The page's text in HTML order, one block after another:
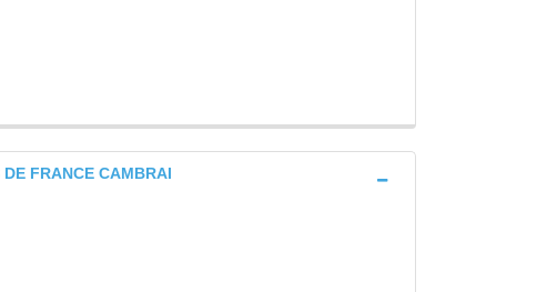
FRANCE CAMBRAI